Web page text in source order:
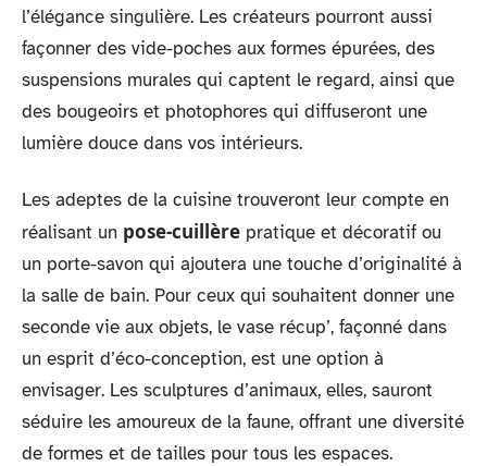
l’élégance singulière. Les créateurs pourront aussi
façonner des vide-poches aux formes épurées, des
suspensions murales qui captent le regard, ainsi que
des bougeoirs et photophores qui diffuseront une
lumière douce dans vos intérieurs.
Les adeptes de la cuisine trouveront leur compte en
réalisant un pose-cuillère pratique et décoratif ou
un porte-savon qui ajoutera une touche d’originalité à
la salle de bain. Pour ceux qui souhaitent donner une
seconde vie aux objets, le vase récup’, façonné dans
un esprit d’éco-conception, est une option à
envisager. Les sculptures d’animaux, elles, sauront
séduire les amoureux de la faune, offrant une diversité
de formes et de tailles pour tous les espaces.